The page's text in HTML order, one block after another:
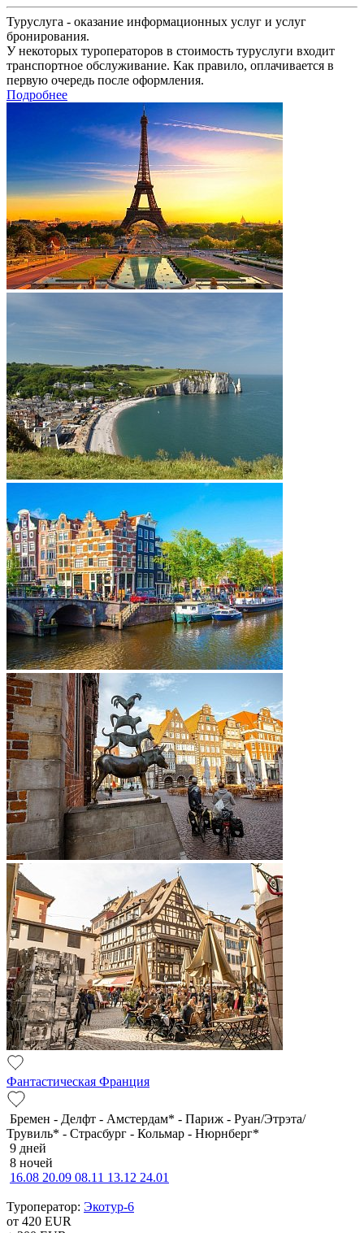
Туруслуга - оказание информационных услуг и услуг
бронирования.
У некоторых туроператоров в стоимость туруслуги входит
транспортное обслуживание. Как правило, оплачивается в
первую очередь после оформления.
Подробнее
Фантастическая Франция
Бремен - Делфт - Амстердам* - Париж - Руан/Этрэта/
Трувиль* - Страсбург - Кольмар - Нюрнберг*
9 дней
8 ночей
16.08 20.09 08.11 13.12 24.01
Туроператор: Экотур-6
от 420 EUR